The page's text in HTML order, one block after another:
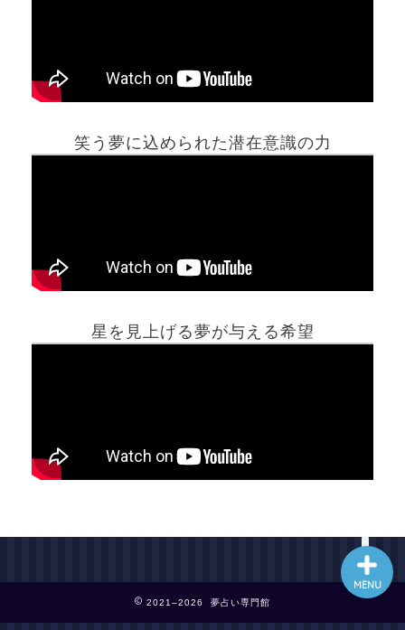
笑う夢に込められた潜在意識の力
星を見上げる夢が与える希望
2021–2026 夢占い専門館
MENU
ホーム
最新記事動画